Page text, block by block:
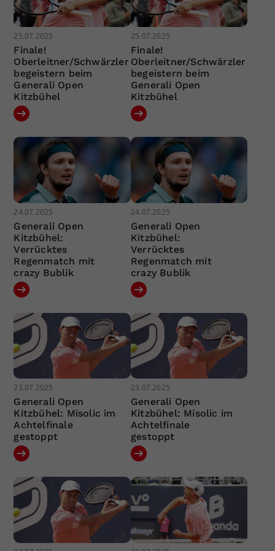
25.07.2025
Finale!
Oberleitner/Schwärzler
begeistern beim
Generali Open
Kitzbühel
25.07.2025
Finale!
Oberleitner/Schwärzler
begeistern beim
Generali Open
Kitzbühel
24.07.2025
Generali Open
Kitzbühel:
Verrücktes
Regenmatch mit
crazy Bublik
24.07.2025
Generali Open
Kitzbühel:
Verrücktes
Regenmatch mit
crazy Bublik
23.07.2025
Generali Open
Kitzbühel: Misolic im
Achtelfinale
gestoppt
23.07.2025
Generali Open
Kitzbühel: Misolic im
Achtelfinale
gestoppt